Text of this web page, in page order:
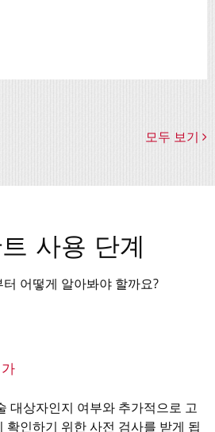
모두 보기
사용 단계
어떻게 알아봐야 할까요?
대상자인지 여부와 추가적으로 고
확인하기 위한 사전 검사를 받게 됩